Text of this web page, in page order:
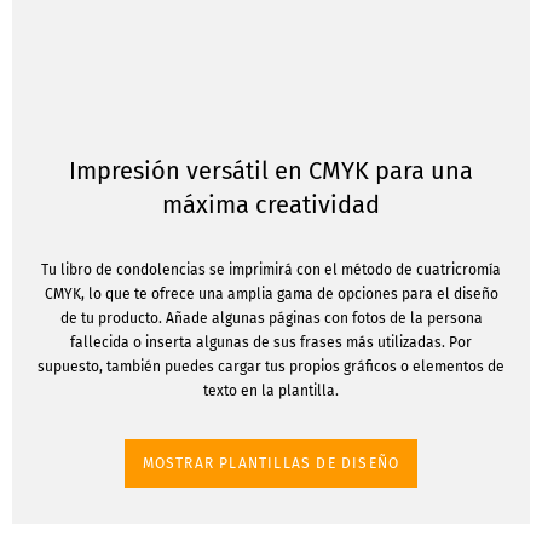
Impresión versátil en CMYK para una
máxima creatividad
Tu libro de condolencias se imprimirá con el método de cuatricromía
CMYK, lo que te ofrece una amplia gama de opciones para el diseño
de tu producto. Añade algunas páginas con fotos de la persona
fallecida o inserta algunas de sus frases más utilizadas. Por
supuesto, también puedes cargar tus propios gráficos o elementos de
texto en la plantilla.
MOSTRAR PLANTILLAS DE DISEÑO